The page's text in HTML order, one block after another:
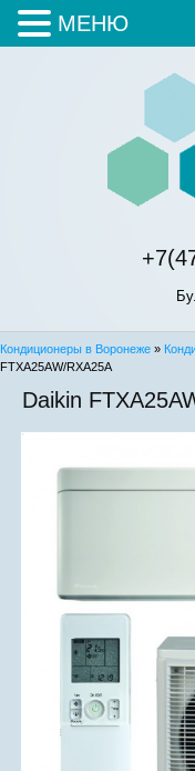
Кондиционеры в Воронеже »
FTXA25AW/RXA25A
Daikin
МЕНЮ